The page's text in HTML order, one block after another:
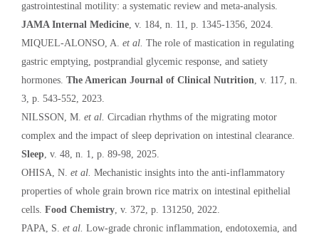
gastrointestinal motility: a systematic review and meta-analysis.
JAMA Internal Medicine, v. 184, n. 11, p. 1345-1356, 2024.
MIQUEL-ALONSO, A. et al. The role of mastication in regulating
gastric emptying, postprandial glycemic response, and satiety
hormones. The American Journal of Clinical Nutrition, v. 117, n.
3, p. 543-552, 2023.
NILSSON, M. et al. Circadian rhythms of the migrating motor
complex and the impact of sleep deprivation on intestinal clearance.
Sleep, v. 48, n. 1, p. 89-98, 2025.
OHISA, N. et al. Mechanistic insights into the anti-inflammatory
properties of whole grain brown rice matrix on intestinal epithelial
cells. Food Chemistry, v. 372, p. 131250, 2022.
PAPA, S. et al. Low-grade chronic inflammation, endotoxemia, and